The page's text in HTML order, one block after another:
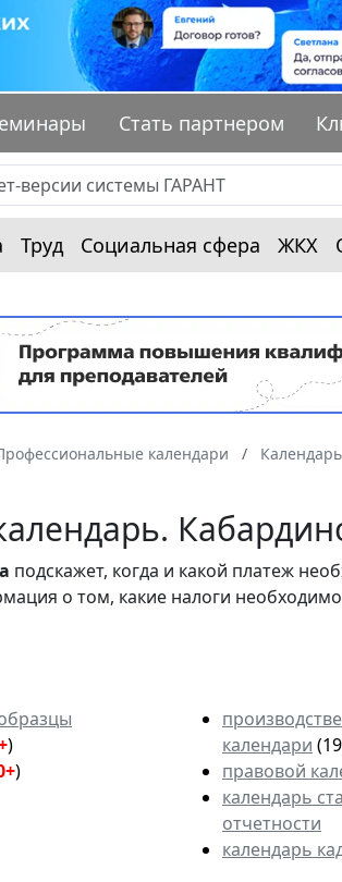
Стать партнером
Труд Социальная сфера ЖКХ
календари
подскажет, когда и какой платеж
о том, какие налоги
)
)
календари
правовой
календарь
отчетности
календарь